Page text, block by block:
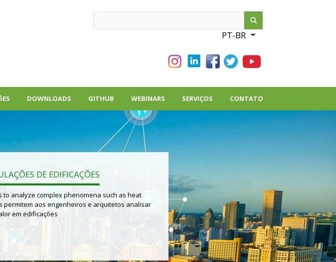
PT-BR
List additional
DOWNLOADS GITHUB WEBINARS SERVIÇOS CONTATO
DE EDIFICAÇÕES
analyze complex phenomena such as heat
aos engenheiros e arquitetos analisar
em edificações